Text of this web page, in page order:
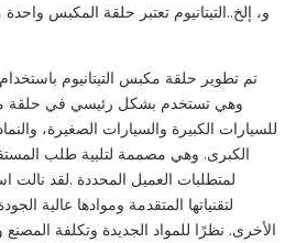
و، إلخ..التيتانيوم تعتبر حلقة المكبس
تم تطوير حلقة مكبس التيتانيوم
وهي تستخدم بشكل رئيسي في حلقة
للسيارات الكبيرة والسيارات الصغيرة،
الكبرى. وهي مصممة لتلبية طلب
لمتطلبات العميل المحددة .لقد نالت
لتقنياتها المتقدمة وموادها عالية
الأخرى. نظرًا للمواد الجديدة وتكلفة المصنع